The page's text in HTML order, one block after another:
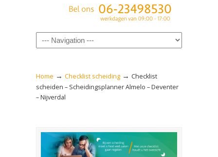
Navigation
Home → Checklist scheiding → Checklist
scheiden – Scheidingsplanner Almelo – Deventer
– Nijverdal